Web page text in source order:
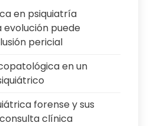
en psiquiatría
evolución puede
pericial
en un
forense y sus
clínica